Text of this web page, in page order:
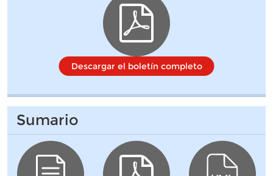
Descargar el boletín completo
Sumario